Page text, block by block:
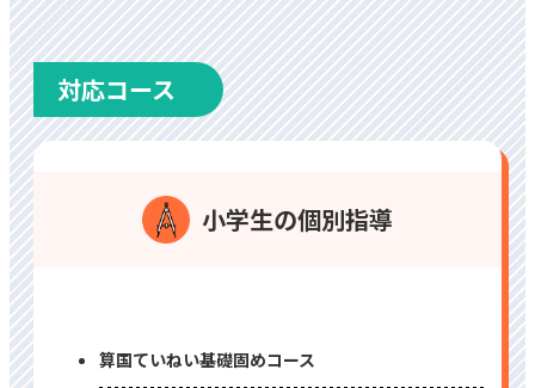
対応コース
⼩学⽣の個別指導
算国ていねい基礎固めコース